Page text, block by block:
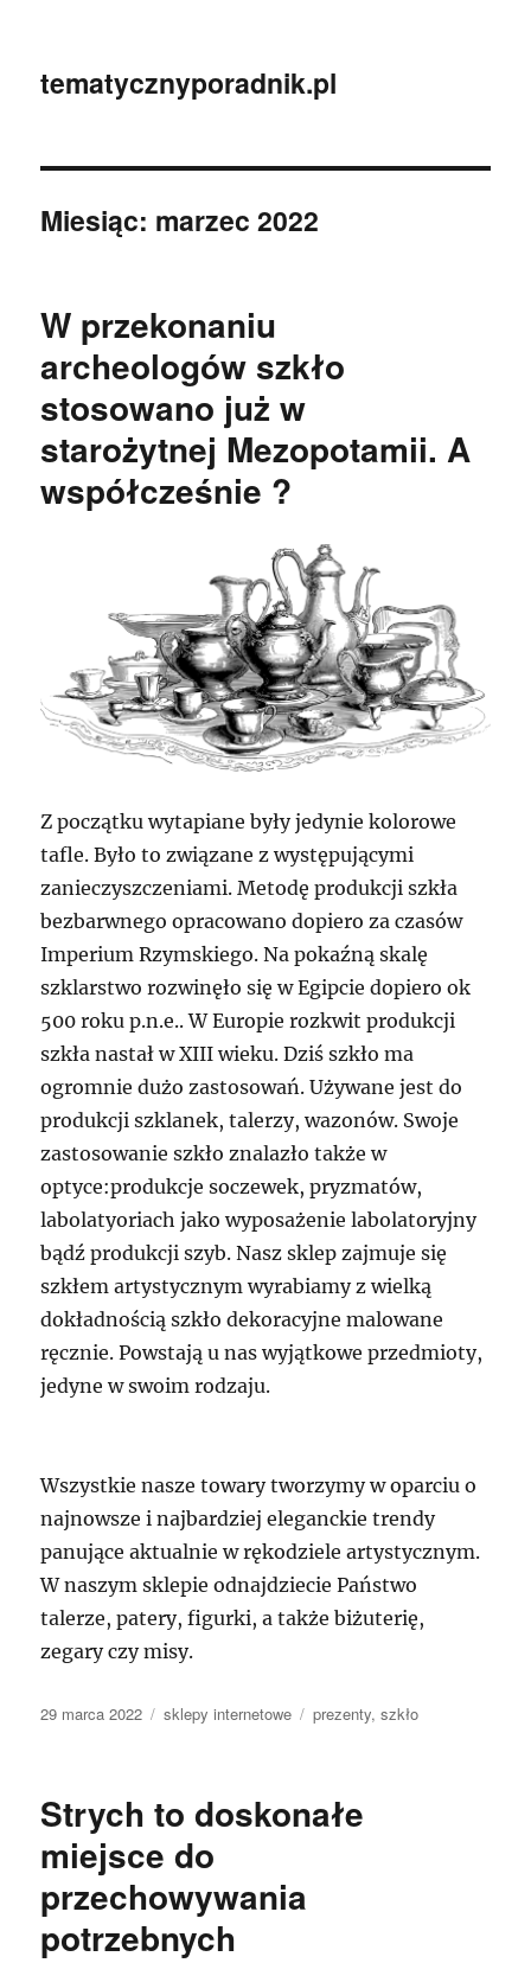
tematycznyporadnik.pl
Miesiąc: marzec 2022
W przekonaniu
archeologów szkło
stosowano już w
starożytnej Mezopotamii. A
współcześnie ?
Z początku wytapiane były jedynie kolorowe
tafle. Było to związane z występującymi
zanieczyszczeniami. Metodę produkcji szkła
bezbarwnego opracowano dopiero za czasów
Imperium Rzymskiego. Na pokaźną skalę
szklarstwo rozwinęło się w Egipcie dopiero ok
500 roku p.n.e.. W Europie rozkwit produkcji
szkła nastał w XIII wieku. Dziś szkło ma
ogromnie dużo zastosowań. Używane jest do
produkcji szklanek, talerzy, wazonów. Swoje
zastosowanie szkło znalazło także w
optyce:produkcje soczewek, pryzmatów,
labolatyoriach jako wyposażenie labolatoryjny
bądź produkcji szyb. Nasz sklep zajmuje się
szkłem artystycznym wyrabiamy z wielką
dokładnością szkło dekoracyjne malowane
ręcznie. Powstają u nas wyjątkowe przedmioty,
jedyne w swoim rodzaju.
Wszystkie nasze towary tworzymy w oparciu o
najnowsze i najbardziej eleganckie trendy
panujące aktualnie w rękodziele artystycznym.
W naszym sklepie odnajdziecie Państwo
talerze, patery, figurki, a także biżuterię,
zegary czy misy.
Data
29 marca 2022 Kategorie
sklepy internetowe Tagi
prezenty,szkło
Strych to doskonałe
miejsce do
przechowywania
potrzebnych